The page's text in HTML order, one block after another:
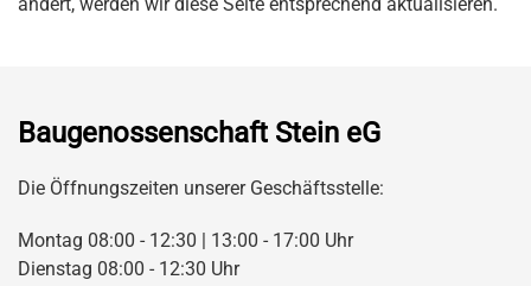
Baugenossenschaft Stein eG
Die Öffnungszeiten unserer Geschäftsstelle:
Montag 08:00 - 12:30 | 13:00 - 17:00 Uhr
Dienstag 08:00 - 12:30 Uhr